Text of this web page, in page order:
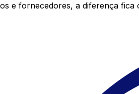
e fornecedores, a diferença